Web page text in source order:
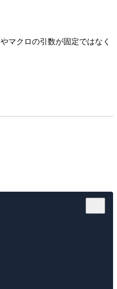
マクロの引数が固定ではなく